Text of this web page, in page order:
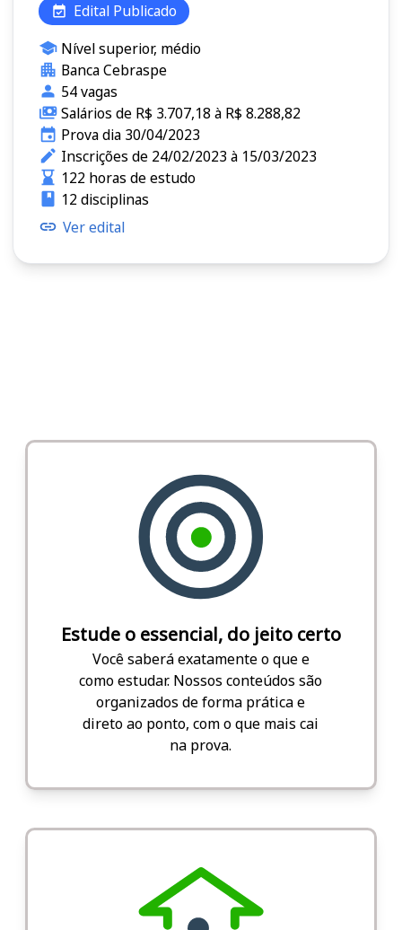
Edital Publicado
Nível superior, médio
Banca Cebraspe
54 vagas
Salários de R$ 3.707,18 à R$ 8.288,82
Prova dia 30/04/2023
Inscrições de 24/02/2023 à 15/03/2023
122 horas de estudo
12 disciplinas
Ver edital
Estude o essencial, do jeito certo
Você saberá exatamente o que e
como estudar. Nossos conteúdos são
organizados de forma prática e
direto ao ponto, com o que mais cai
na prova.